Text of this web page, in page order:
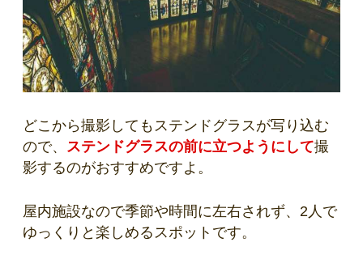
どこから撮影してもステンドグラスが写り込む
ので、 ステンドグラスの前に立つようにして撮
影するのがおすすめですよ。
屋内施設なので季節や時間に左右されず、2人で
ゆっくりと楽しめるスポットです。